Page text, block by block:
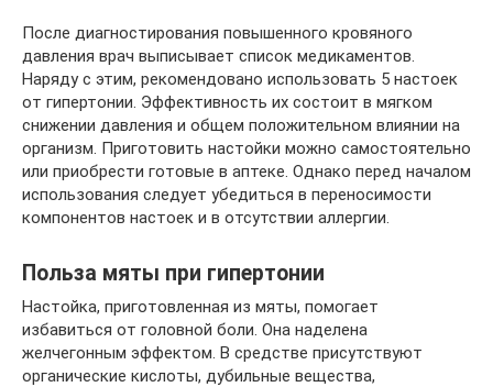
После диагностирования повышенного кровяного
давления врач выписывает список медикаментов.
Наряду с этим, рекомендовано использовать 5 настоек
от гипертонии. Эффективность их состоит в мягком
снижении давления и общем положительном влиянии на
организм. Приготовить настойки можно самостоятельно
или приобрести готовые в аптеке. Однако перед началом
использования следует убедиться в переносимости
компонентов настоек и в отсутствии аллергии.
Польза мяты при гипертонии
Настойка, приготовленная из мяты, помогает
избавиться от головной боли. Она наделена
желчегонным эффектом. В средстве присутствуют
органические кислоты, дубильные вещества,